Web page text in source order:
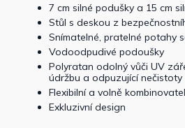
7 cm silné podušky a 15 cm
Stůl s deskou z
Snímatelné, pratelné potahy
Vodoodpudivé podoušky
Polyratan odolný vůči UV
údržbu a odpuzující nečistoty
Flexibilní a volně
Exkluzivní design